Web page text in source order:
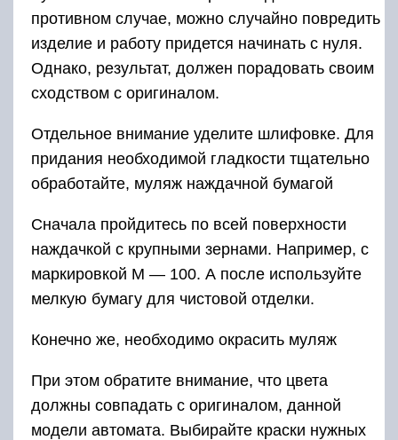
противном случае, можно случайно повредить
изделие и работу придется начинать с нуля.
Однако, результат, должен порадовать своим
сходством с оригиналом.
Отдельное внимание уделите шлифовке. Для
придания необходимой гладкости тщательно
обработайте, муляж наждачной бумагой
Сначала пройдитесь по всей поверхности
наждачкой с крупными зернами. Например, с
маркировкой М — 100. А после используйте
мелкую бумагу для чистовой отделки.
Конечно же, необходимо окрасить муляж
При этом обратите внимание, что цвета
должны совпадать с оригиналом, данной
модели автомата. Выбирайте краски нужных